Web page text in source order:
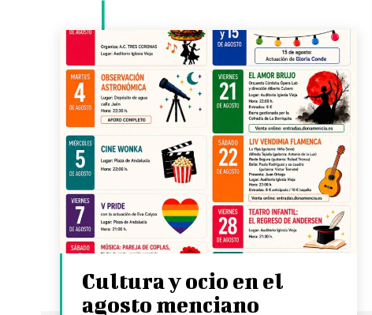
Cultura y ocio en el
agosto menciano